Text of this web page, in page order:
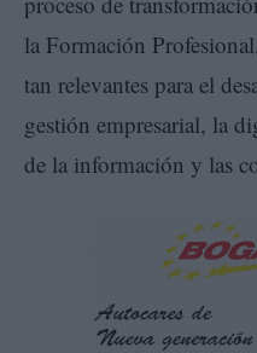
la Formación
tan relevantes para el
gestión empresarial, la
de la información y las